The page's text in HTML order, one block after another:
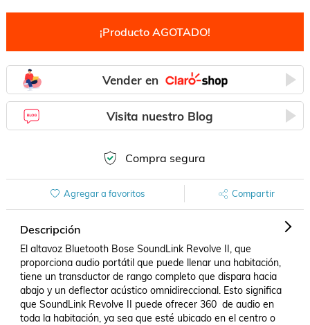
¡Producto AGOTADO!
Vender en
Visita nuestro Blog
Compra segura
Agregar a favoritos Compartir
Descripción
El altavoz Bluetooth Bose SoundLink Revolve II, que
proporciona audio portátil que puede llenar una habitación,
tiene un transductor de rango completo que dispara hacia
abajo y un deflector acústico omnidireccional. Esto significa
que SoundLink Revolve II puede ofrecer 360  de audio en
toda la habitación, ya sea que esté ubicado en el centro o